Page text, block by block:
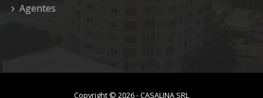
Agentes
Copyright © 2026-CASALINA SRL